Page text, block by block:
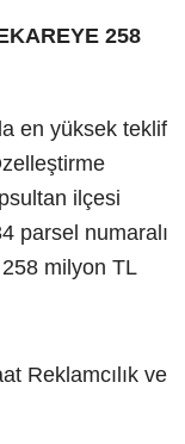
258
en yüksek teklif
ilçesi
parsel numaralı
milyon TL
Reklamcılık ve